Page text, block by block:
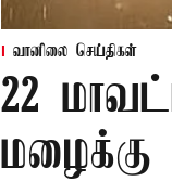
வானிலை செய்திகள்
22
மழைக்கு